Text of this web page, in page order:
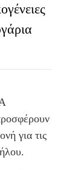
για τις